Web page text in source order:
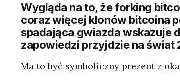
Wygląda na to, że forking
coraz więcej klonów bitcoina
spadająca gwiazda wskazuje
zapowiedzi przyjdzie na świat
Ma to być symboliczny prezent z